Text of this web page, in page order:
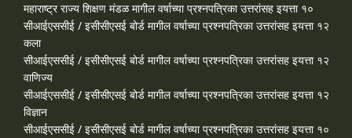
महाराष्ट्र राज्य शिक्षण मंडळ मागील वर्षाच्या प्रश्‍नपत्रिका उत्तरांसह इयत्ता १०
सीआईएससीई / इसीसीएसई बोर्ड मागील वर्षाच्या प्रश्‍नपत्रिका उत्तरांसह इयत्ता १२
कला
सीआईएससीई / इसीसीएसई बोर्ड मागील वर्षाच्या प्रश्‍नपत्रिका उत्तरांसह इयत्ता १२
वाणिज्य
सीआईएससीई / इसीसीएसई बोर्ड मागील वर्षाच्या प्रश्‍नपत्रिका उत्तरांसह इयत्ता १२
विज्ञान
सीआईएससीई / इसीसीएसई बोर्ड मागील वर्षाच्या प्रश्‍नपत्रिका उत्तरांसह इयत्ता १०